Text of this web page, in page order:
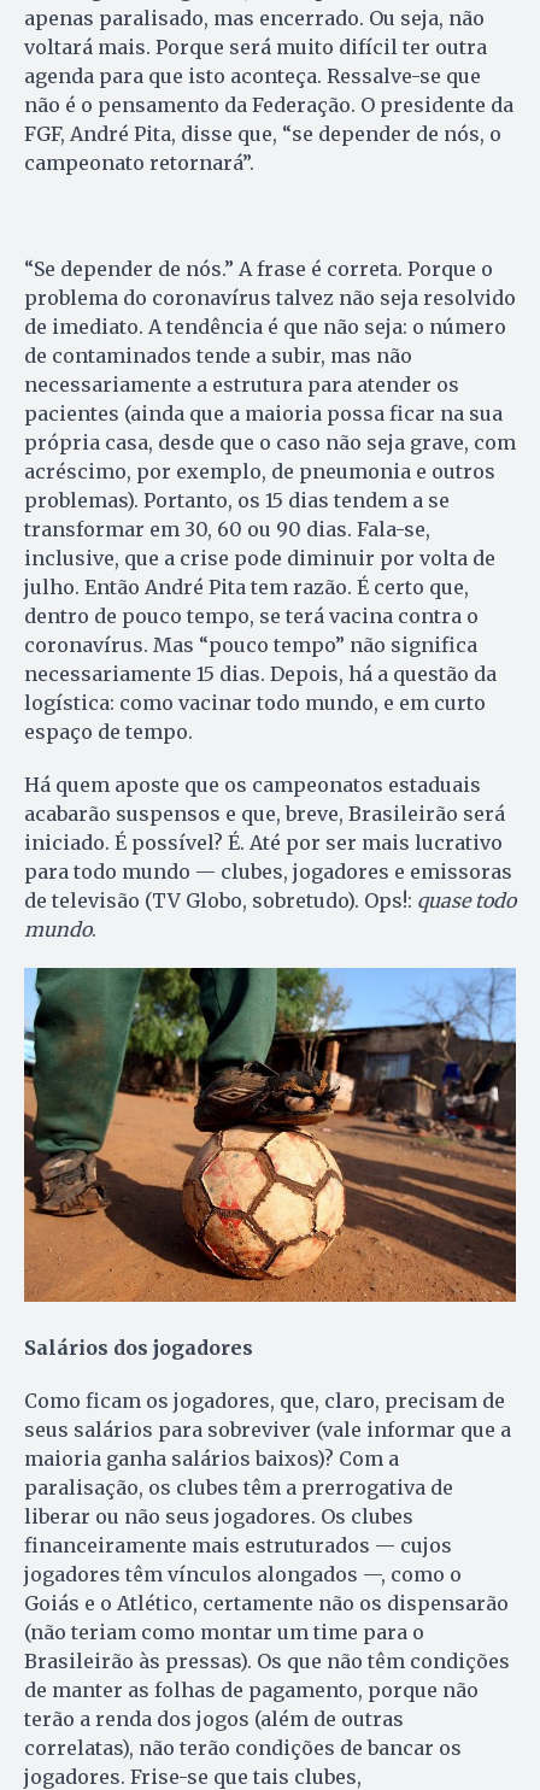
apenas paralisado, mas encerrado. Ou seja, não
voltará mais. Porque será muito difícil ter outra
agenda para que isto aconteça. Ressalve-se que
não é o pensamento da Federação. O presidente da
FGF, André Pita, disse que, “se depender de nós, o
campeonato retornará”.
“Se depender de nós.” A frase é correta. Porque o
problema do coronavírus talvez não seja resolvido
de imediato. A tendência é que não seja: o número
de contaminados tende a subir, mas não
necessariamente a estrutura para atender os
pacientes (ainda que a maioria possa ficar na sua
própria casa, desde que o caso não seja grave, com
acréscimo, por exemplo, de pneumonia e outros
problemas). Portanto, os 15 dias tendem a se
transformar em 30, 60 ou 90 dias. Fala-se,
inclusive, que a crise pode diminuir por volta de
julho. Então André Pita tem razão. É certo que,
dentro de pouco tempo, se terá vacina contra o
coronavírus. Mas “pouco tempo” não significa
necessariamente 15 dias. Depois, há a questão da
logística: como vacinar todo mundo, e em curto
espaço de tempo.
Há quem aposte que os campeonatos estaduais
acabarão suspensos e que, breve, Brasileirão será
iniciado. É possível? É. Até por ser mais lucrativo
para todo mundo — clubes, jogadores e emissoras
de televisão (TV Globo, sobretudo). Ops!: quase todo
mundo.
Salários dos jogadores
Como ficam os jogadores, que, claro, precisam de
seus salários para sobreviver (vale informar que a
maioria ganha salários baixos)? Com a
paralisação, os clubes têm a prerrogativa de
liberar ou não seus jogadores. Os clubes
financeiramente mais estruturados — cujos
jogadores têm vínculos alongados —, como o
Goiás e o Atlético, certamente não os dispensarão
(não teriam como montar um time para o
Brasileirão às pressas). Os que não têm condições
de manter as folhas de pagamento, porque não
terão a renda dos jogos (além de outras
correlatas), não terão condições de bancar os
jogadores. Frise-se que tais clubes,